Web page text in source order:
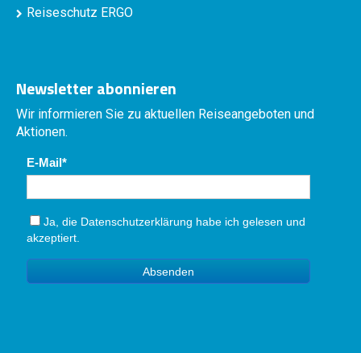
Reiseschutz ERGO
Newsletter abonnieren
Wir informieren Sie zu aktuellen Reiseangeboten und
Aktionen.
E-Mail
Ja, die Datenschutzerklärung habe ich gelesen und
akzeptiert.
Absenden